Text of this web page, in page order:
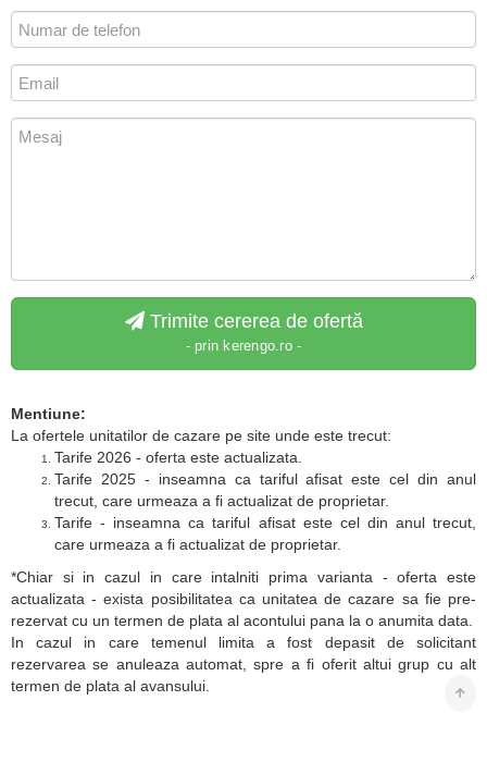
Trimite cererea de ofertă
- prin kerengo.ro -
Mentiune:
La ofertele unitatilor de cazare pe site unde este trecut:
Tarife 2026 - oferta este actualizata.
Tarife 2025 - inseamna ca tariful afisat este cel din anul
trecut, care urmeaza a fi actualizat de proprietar.
Tarife - inseamna ca tariful afisat este cel din anul trecut,
care urmeaza a fi actualizat de proprietar.
*Chiar si in cazul in care intalniti prima varianta - oferta este
actualizata - exista posibilitatea ca unitatea de cazare sa fie pre-
rezervat cu un termen de plata al acontului pana la o anumita data.
In cazul in care temenul limita a fost depasit de solicitant
rezervarea se anuleaza automat, spre a fi oferit altui grup cu alt
termen de plata al avansului.